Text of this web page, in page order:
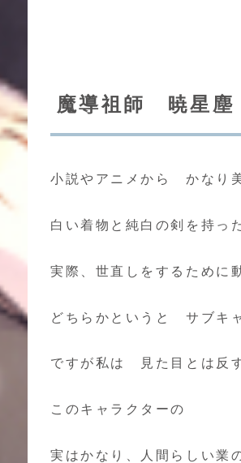
魔導祖師 暁星塵
小説やアニメから かなり
白い着物と純白の剣を持っ
実際、世直しをするために
どちらかというと サブキ
ですが私は 見た目とは反
このキャラクターの
実はかなり、人間らしい業